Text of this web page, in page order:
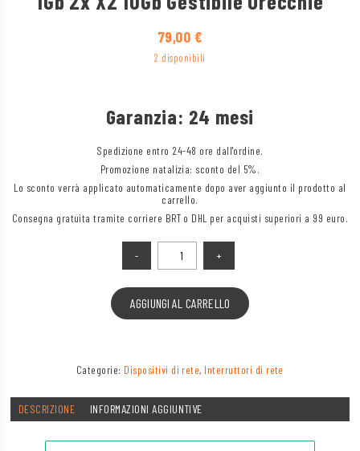
79,00 €
2 disponibili
Garanzia: 24 mesi
Spedizione entro 24-48 ore dall'ordine.
Promozione natalizia: sconto del 5%.
Lo sconto verrà applicato automaticamente dopo aver aggiunto il prodotto al
carrello.
Consegna gratuita tramite corriere BRT o DHL per acquisti superiori a 99 euro.
AGGIUNGI AL CARRELLO
Categorie: Dispositivi di rete, Interruttori di rete
DESCRIZIONE INFORMAZIONI AGGIUNTIVE